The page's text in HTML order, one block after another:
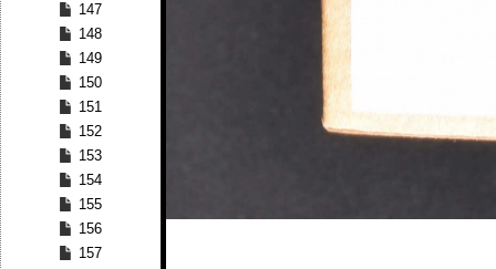
147
148
149
150
151
152
153
154
155
156
157